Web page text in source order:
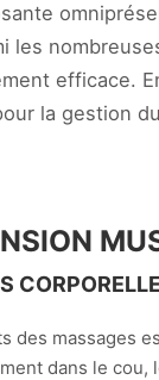
les
efficace.
la gestion
des
dans le